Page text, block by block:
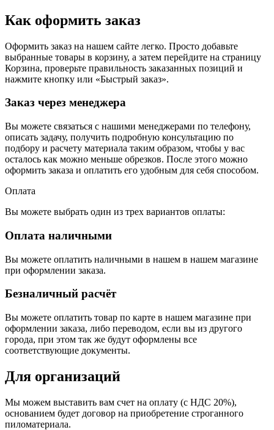
Как оформить заказ
Оформить заказ на нашем сайте легко. Просто добавьте
выбранные товары в корзину, а затем перейдите на страницу
Корзина, проверьте правильность заказанных позиций и
нажмите кнопку или «Быстрый заказ».
Заказ через менеджера
Вы можете связаться с нашими менеджерами по телефону,
описать задачу, получить подробную консультацию по
подбору и расчету материала таким образом, чтобы у вас
осталось как можно меньше обрезков. После этого можно
оформить заказа и оплатить его удобным для себя способом.
Оплата
Вы можете выбрать один из трех вариантов оплаты:
Оплата наличными
Вы можете оплатить наличными в нашем в нашем магазине
при оформлении заказа.
Безналичный расчёт
Вы можете оплатить товар по карте в нашем магазине при
оформлении заказа, либо переводом, если вы из другого
города, при этом так же будут оформлены все
соответствующие документы.
Для организаций
Мы можем выставить вам счет на оплату (с НДС 20%),
основанием будет договор на приобретение строганного
пиломатериала.